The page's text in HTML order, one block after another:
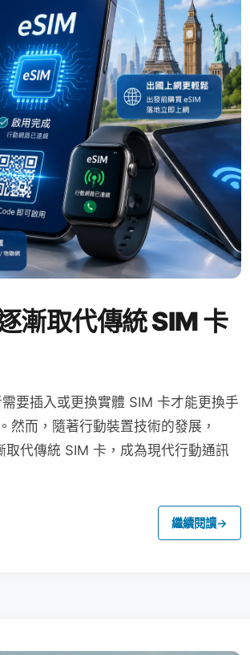
漸取代傳統 SIM 卡
要插入或更換實體 SIM 卡才能更換手
然而，隨著行動裝置技術的發展，
代傳統 SIM 卡，成為現代行動通訊
繼續閱讀→